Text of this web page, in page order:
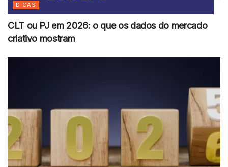
DICAS
CLT ou PJ em 2026: o que os dados do mercado
criativo mostram